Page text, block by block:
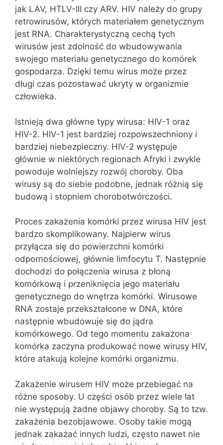
jak LAV, HTLV-III czy ARV. HIV należy do grupy
retrowirusów, których materiałem genetycznym
jest RNA. Charakterystyczną cechą tych
wirusów jest zdolność do wbudowywania
swojego materiału genetycznego do komórek
gospodarza. Dzięki temu wirus może przez
długi czas pozostawać ukryty w organizmie
człowieka.
Istnieją dwa główne typy wirusa: HIV-1 oraz
HIV-2. HIV-1 jest bardziej rozpowszechniony i
bardziej niebezpieczny. HIV-2 występuje
głównie w niektórych regionach Afryki i zwykle
powoduje wolniejszy rozwój choroby. Oba
wirusy są do siebie podobne, jednak różnią się
budową i stopniem chorobotwórczości.
Proces zakażenia komórki przez wirusa HIV jest
bardzo skomplikowany. Najpierw wirus
przyłącza się do powierzchni komórki
odpornościowej, głównie limfocytu T. Następnie
dochodzi do połączenia wirusa z błoną
komórkową i przeniknięcia jego materiału
genetycznego do wnętrza komórki. Wirusowe
RNA zostaje przekształcone w DNA, które
następnie wbudowuje się do jądra
komórkowego. Od tego momentu zakażona
komórka zaczyna produkować nowe wirusy HIV,
które atakują kolejne komórki organizmu.
Zakażenie wirusem HIV może przebiegać na
różne sposoby. U części osób przez wiele lat
nie występują żadne objawy choroby. Są to tzw.
zakażenia bezobjawowe. Osoby takie mogą
jednak zakażać innych ludzi, często nawet nie